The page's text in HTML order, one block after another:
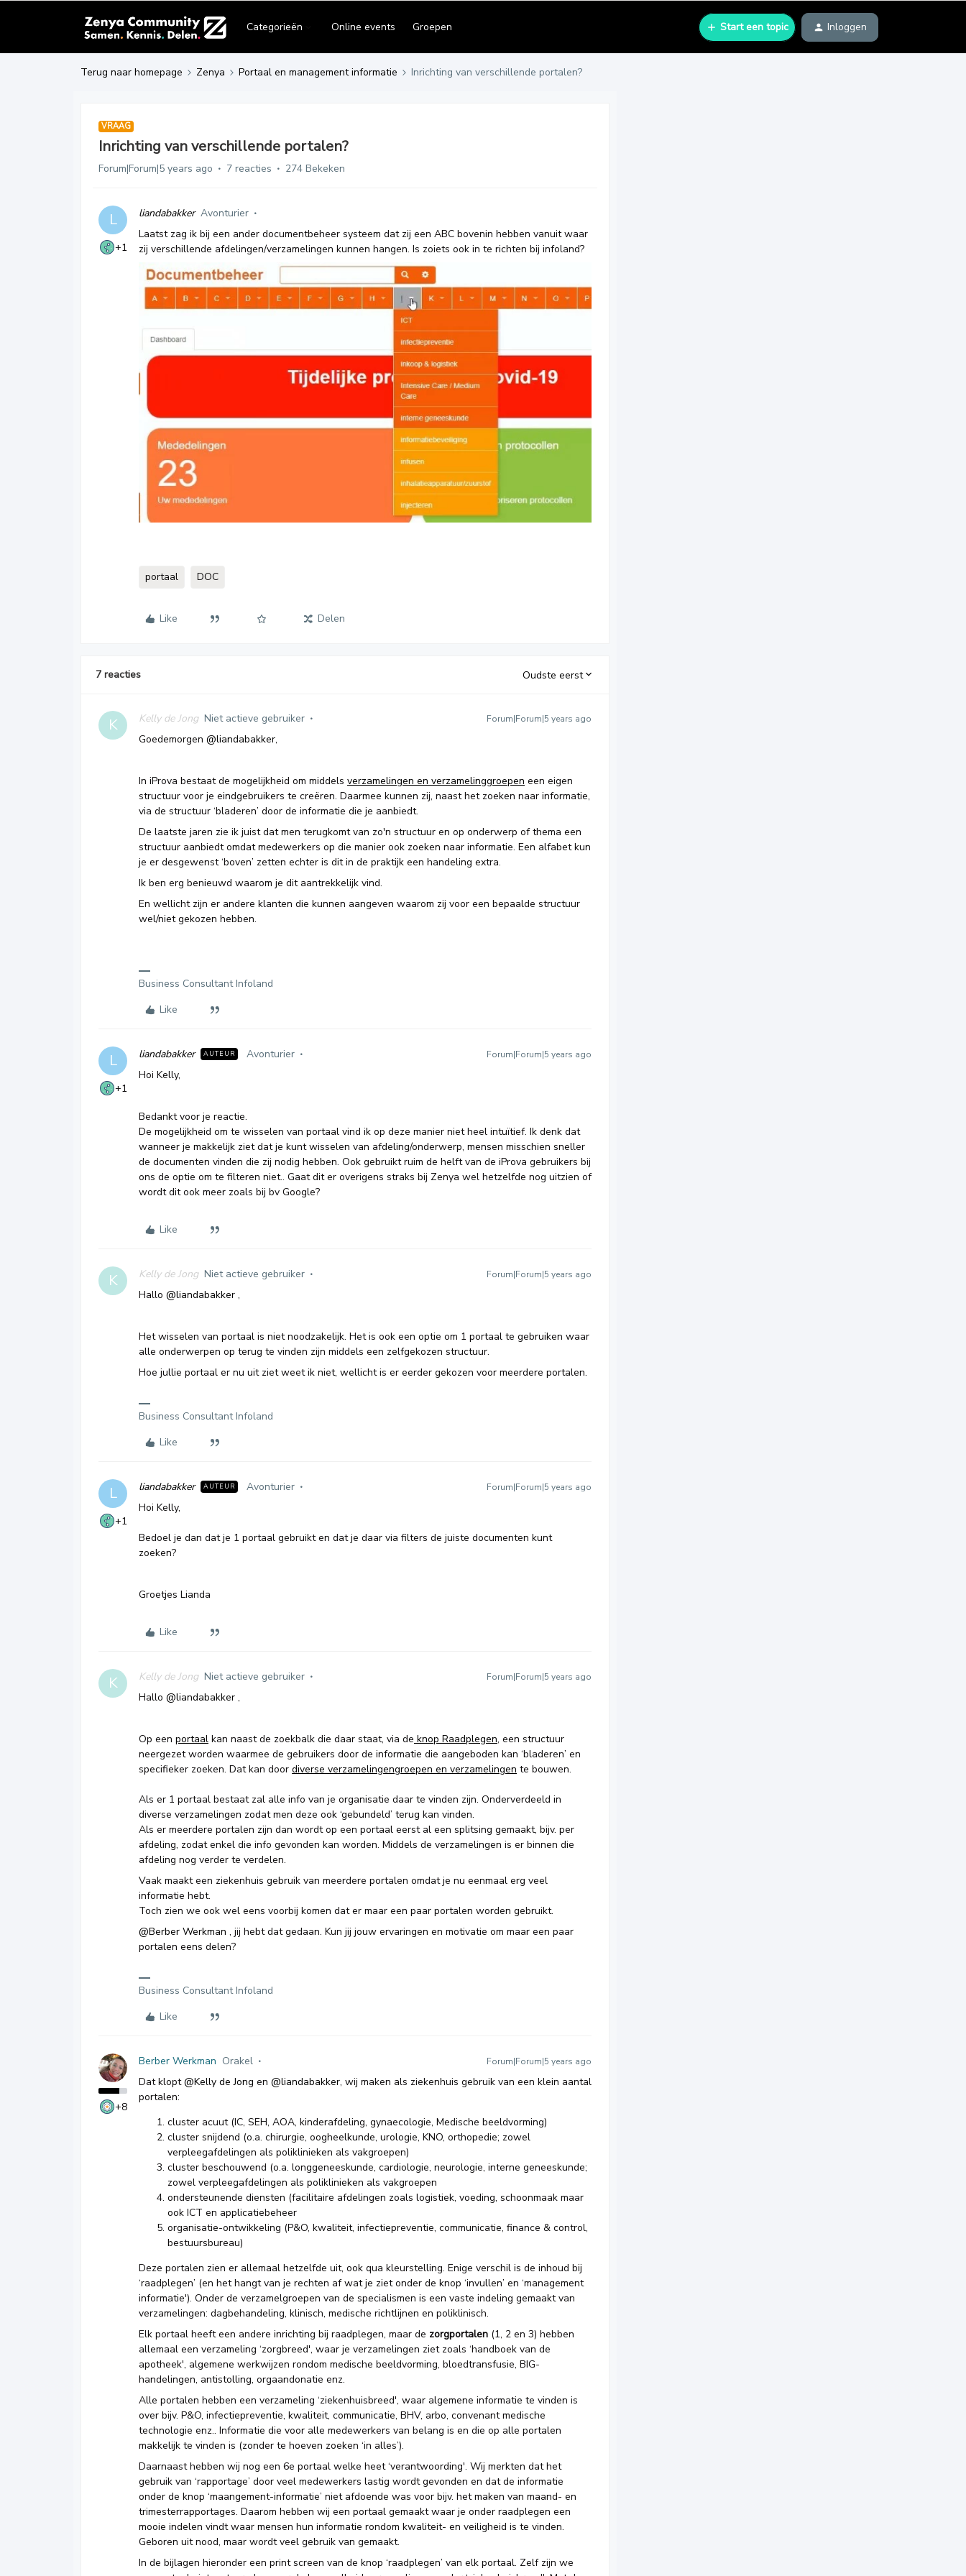
Categorieën Online events Groepen Start een topic Inloggen
Terug naar homepage Zenya Portaal en management informatie Inrichting van verschillende portalen?
VRAAG
Inrichting van verschillende portalen?
Forum|Forum|5 years ago 7 reacties 274 Bekeken
L
+1
liandabakker Avonturier
Laatst zag ik bij een ander documentbeheer systeem dat zij een ABC bovenin hebben vanuit waar
zij verschillende afdelingen/verzamelingen kunnen hangen. Is zoiets ook in te richten bij infoland?
portaal DOC
Like Delen
7 reacties Oudste eerst
K Kelly de Jong Niet actieve gebruiker Forum|Forum|5 years ago
Goedemorgen @liandabakker,
In iProva bestaat de mogelijkheid om middels verzamelingen en verzamelinggroepen een eigen
structuur voor je eindgebruikers te creëren. Daarmee kunnen zij, naast het zoeken naar informatie,
via de structuur ‘bladeren’ door de informatie die je aanbiedt.
De laatste jaren zie ik juist dat men terugkomt van zo'n structuur en op onderwerp of thema een
structuur aanbiedt omdat medewerkers op die manier ook zoeken naar informatie. Een alfabet kun
je er desgewenst ‘boven’ zetten echter is dit in de praktijk een handeling extra.
Ik ben erg benieuwd waarom je dit aantrekkelijk vind.
En wellicht zijn er andere klanten die kunnen aangeven waarom zij voor een bepaalde structuur
wel/niet gekozen hebben.
Business Consultant Infoland
Like
L
+1
liandabakker AUTEUR Avonturier Forum|Forum|5 years ago
Hoi Kelly,
Bedankt voor je reactie.
De mogelijkheid om te wisselen van portaal vind ik op deze manier niet heel intuïtief. Ik denk dat
wanneer je makkelijk ziet dat je kunt wisselen van afdeling/onderwerp, mensen misschien sneller
de documenten vinden die zij nodig hebben. Ook gebruikt ruim de helft van de iProva gebruikers bij
ons de optie om te filteren niet.. Gaat dit er overigens straks bij Zenya wel hetzelfde nog uitzien of
wordt dit ook meer zoals bij bv Google?
Like
K Kelly de Jong Niet actieve gebruiker Forum|Forum|5 years ago
Hallo @liandabakker ,
Het wisselen van portaal is niet noodzakelijk. Het is ook een optie om 1 portaal te gebruiken waar
alle onderwerpen op terug te vinden zijn middels een zelfgekozen structuur.
Hoe jullie portaal er nu uit ziet weet ik niet, wellicht is er eerder gekozen voor meerdere portalen.
Business Consultant Infoland
Like
L
+1
liandabakker AUTEUR Avonturier Forum|Forum|5 years ago
Hoi Kelly,
Bedoel je dan dat je 1 portaal gebruikt en dat je daar via filters de juiste documenten kunt
zoeken?
Groetjes Lianda
Like
K Kelly de Jong Niet actieve gebruiker Forum|Forum|5 years ago
Hallo @liandabakker ,
Op een portaal kan naast de zoekbalk die daar staat, via de knop Raadplegen, een structuur
neergezet worden waarmee de gebruikers door de informatie die aangeboden kan ‘bladeren’ en
specifieker zoeken. Dat kan door diverse verzamelingengroepen en verzamelingen te bouwen.
Als er 1 portaal bestaat zal alle info van je organisatie daar te vinden zijn. Onderverdeeld in
diverse verzamelingen zodat men deze ook ‘gebundeld’ terug kan vinden.
Als er meerdere portalen zijn dan wordt op een portaal eerst al een splitsing gemaakt, bijv. per
afdeling, zodat enkel die info gevonden kan worden. Middels de verzamelingen is er binnen die
afdeling nog verder te verdelen.
Vaak maakt een ziekenhuis gebruik van meerdere portalen omdat je nu eenmaal erg veel
informatie hebt.
Toch zien we ook wel eens voorbij komen dat er maar een paar portalen worden gebruikt.
@Berber Werkman , jij hebt dat gedaan. Kun jij jouw ervaringen en motivatie om maar een paar
portalen eens delen?
Business Consultant Infoland
Like
+8
Berber Werkman Orakel Forum|Forum|5 years ago
Dat klopt@Kelly de Jong en @liandabakker, wij maken als ziekenhuis gebruik van een klein aantal
portalen:
cluster acuut (IC, SEH, AOA, kinderafdeling, gynaecologie, Medische beeldvorming)
cluster snijdend (o.a. chirurgie, oogheelkunde, urologie, KNO, orthopedie; zowel
verpleegafdelingen als poliklinieken als vakgroepen)
cluster beschouwend (o.a. longgeneeskunde, cardiologie, neurologie, interne geneeskunde;
zowel verpleegafdelingen als poliklinieken als vakgroepen
ondersteunende diensten (facilitaire afdelingen zoals logistiek, voeding, schoonmaak maar
ook ICT en applicatiebeheer
organisatie-ontwikkeling (P&O, kwaliteit, infectiepreventie, communicatie, finance & control,
bestuursbureau)
Deze portalen zien er allemaal hetzelfde uit, ook qua kleurstelling. Enige verschil is de inhoud bij
‘raadplegen’ (en het hangt van je rechten af wat je ziet onder de knop ‘invullen’ en ‘management
informatie'). Onder de verzamelgroepen van de specialismen is een vaste indeling gemaakt van
verzamelingen: dagbehandeling, klinisch, medische richtlijnen en poliklinisch.
Elk portaal heeft een andere inrichting bij raadplegen, maar de zorgportalen (1, 2 en 3) hebben
allemaal een verzameling ‘zorgbreed', waar je verzamelingen ziet zoals ‘handboek van de
apotheek', algemene werkwijzen rondom medische beeldvorming, bloedtransfusie, BIG-
handelingen, antistolling, orgaandonatie enz.
Alle portalen hebben een verzameling ‘ziekenhuisbreed', waar algemene informatie te vinden is
over bijv. P&O, infectiepreventie, kwaliteit, communicatie, BHV, arbo, convenant medische
technologie enz.. Informatie die voor alle medewerkers van belang is en die op alle portalen
makkelijk te vinden is (zonder te hoeven zoeken ‘in alles’).
Daarnaast hebben wij nog een 6e portaal welke heet ‘verantwoording'. Wij merkten dat het
gebruik van ‘rapportage’ door veel medewerkers lastig wordt gevonden en dat de informatie
onder de knop ‘maangement-informatie’ niet afdoende was voor bijv. het maken van maand- en
trimesterrapportages. Daarom hebben wij een portaal gemaakt waar je onder raadplegen een
mooie indelen vindt waar mensen hun informatie rondom kwaliteit- en veiligheid is te vinden.
Geboren uit nood, maar wordt veel gebruik van gemaakt.
In de bijlagen hieronder een print screen van de knop ‘raadplegen’ van elk portaal. Zelf zijn we